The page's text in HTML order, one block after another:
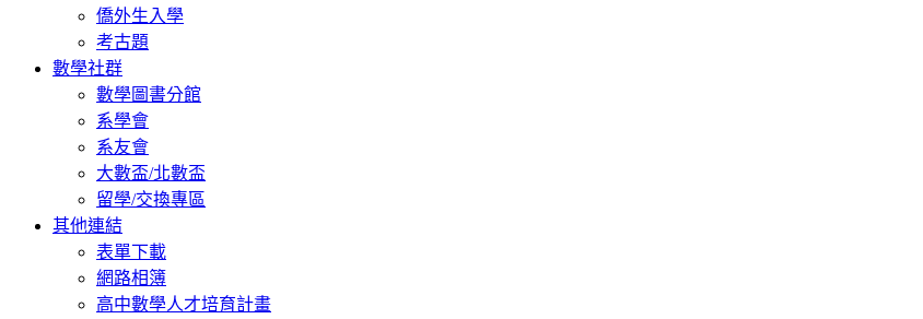
僑外生入學
考古題
數學社群
數學圖書分館
系學會
系友會
大數盃/北數盃
留學/交換專區
其他連結
表單下載
網路相簿
高中數學人才培育計畫